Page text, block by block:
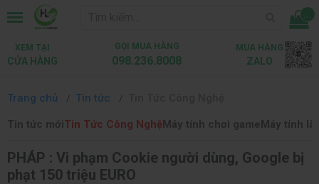
...
XEM TẠI
CỬA HÀNG
GỌI MUA HÀNG
098.236.8008
MUA HÀNG
ZALO
Trang chủ Tin tức
Tin tức mớiTin Tức Công NghệMáy tính chơi gameMáy tính
PHÁP : Vi phạm Cookie người dùng, Google bị
phạt 150 triệu EURO